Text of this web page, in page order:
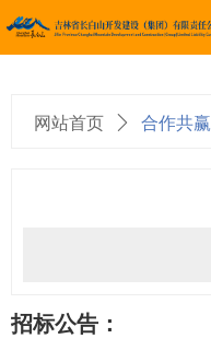
招标公告：
网站首页 ꄲ 合作共赢